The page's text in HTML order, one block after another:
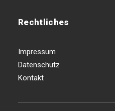
Rechtliches
Impressum
Datenschutz
Kontakt